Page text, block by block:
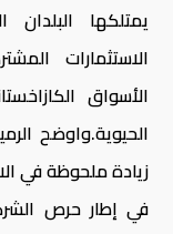
يمتلكها
الاستثمارات
الأسواق
الحيوية.واوضح
زيادة ملحوظة في
في إطار حرص